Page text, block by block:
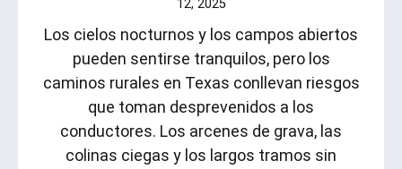
12, 2025
Los cielos nocturnos y los campos abiertos
pueden sentirse tranquilos, pero los
caminos rurales en Texas conllevan riesgos
que toman desprevenidos a los
conductores. Los arcenes de grava, las
colinas ciegas y los largos tramos sin